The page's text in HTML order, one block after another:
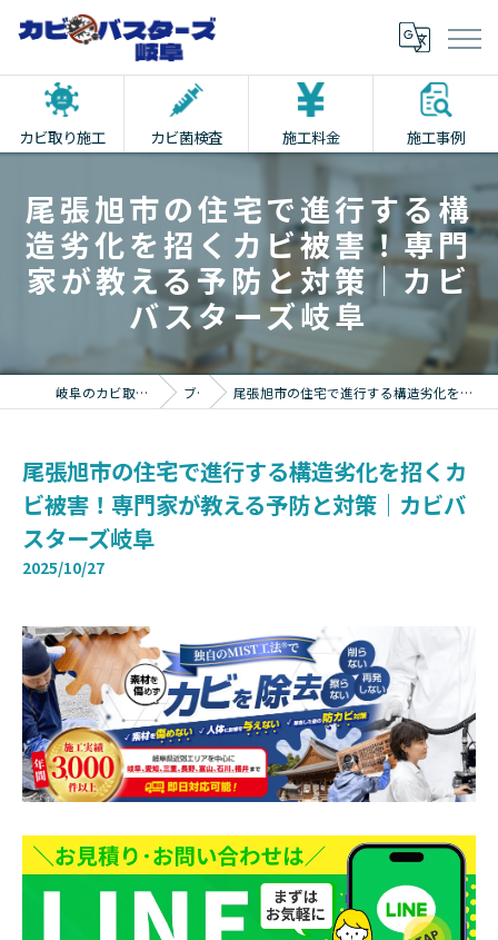
カビ取り施工 カビ菌検査 施工料金 施工事例
尾張旭市の住宅で進行する構
造劣化を招くカビ被害！専門
家が教える予防と対策｜カビ
バスターズ岐阜
岐阜のカビ取りならカビバスターズ岐阜 ブログ 尾張旭市の住宅で進行する構造劣化を招くカビ被害！専門家が教える予防と対策｜カビバスターズ岐阜
尾張旭市の住宅で進行する構造劣化を招くカ
ビ被害！専門家が教える予防と対策｜カビバ
スターズ岐阜
2025/10/27